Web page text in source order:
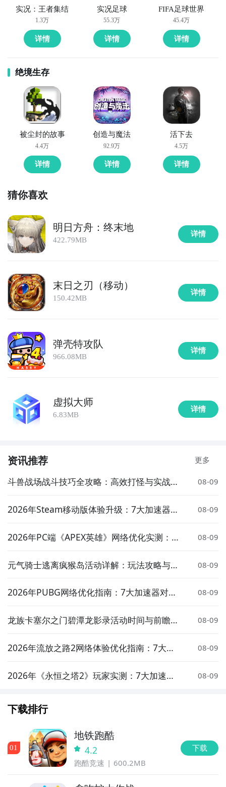
知，有三大方法，下边就让九游独家来为您揭秘吧！
方法一： 关注九游虚环之璃：终末弹刃大事件
步骤1：百度搜索“九游虚环之璃：终末弹刃 专区；
步骤2：关注大事件列表，每次虚环之璃：终末弹刃测试
测提醒
步骤1： 点击下载九游APP；
及时接受活动,礼包,开测和开放下载的提醒；
九游APP
玩新游 上九游
通过上面的游戏介绍和图片，可能大家对虚环之璃：终
末弹刃有大致的了解了，不过这么游戏要怎么样才能抢
先体验到呢？不用担心，目前九游客户端已经开通了测
实况：王者集结
1.3万
详情
实况足球
55.3万
详情
FIFA足球世界
45.4万
详情
绝境生存
被尘封的故事
4.4万
详情
创造与魔法
92.9万
详情
活下去
4.5万
详情
猜你喜欢
明日方舟：终末地
422.79MB
详情
末日之刃（移动）
150.42MB
详情
弹壳特攻队
966.08MB
详情
虚拟大师
6.83MB
详情
资讯推荐 更多
斗兽战场战斗技巧全攻略：高效打怪与实战策
08-09
2026年Steam移动版体验升级：7大加速器对
08-09
2026年PC端《APEX英雄》网络优化实测：7
08-09
元气骑士逃离疯猴岛活动详解：玩法攻略与奖
08-09
2026年PUBG网络优化指南：7大加速器对比
08-09
龙族卡塞尔之门碧潭龙影录活动时间与前瞻介
08-09
2026年流放之路2网络体验优化指南：7大加
08-09
2026年《永恒之塔2》玩家实测：7大加速器
08-09
下载排行
01
地铁跑酷
4.2
跑酷竞速 600.2MB
下载